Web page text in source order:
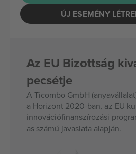
ÚJ ESEMÉNY
Az EU Bizottság
pecsétje
A Ticombo GmbH
a Horizont 2020-ban, az EU
innovációfinanszírozási
as számú javaslata alapján.